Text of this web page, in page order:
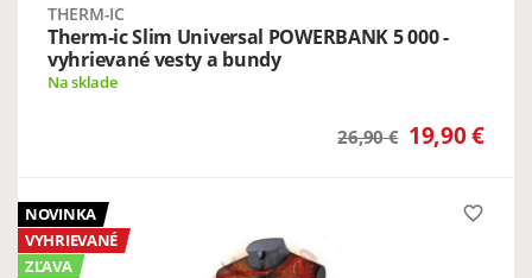
THERM-IC
Therm-ic Slim Universal POWERBANK 5 000 -
vyhrievané vesty a bundy
Na sklade
26,90 € 19,90 €
NOVINKA
VYHRIEVANÉ
ZĽAVA
favorite_border